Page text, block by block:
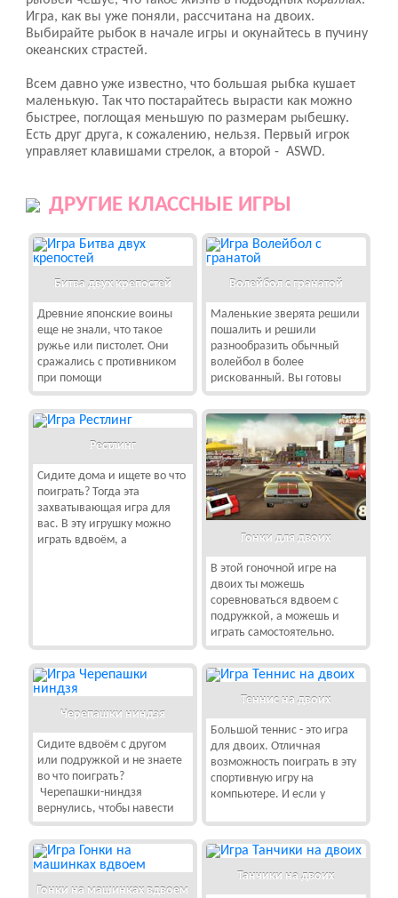
Игра, как вы уже поняли, рассчитана на двоих.
Выбирайте рыбок в начале игры и окунайтесь в пучину
океанских страстей.
Всем давно уже известно, что большая рыбка кушает
маленькую. Так что постарайтесь вырасти как можно
быстрее, поглощая меньшую по размерам рыбешку.
Есть друг друга, к сожалению, нельзя. Первый игрок
управляет клавишами стрелок, а второй - ASWD.
ДРУГИЕ КЛАССНЫЕ ИГРЫ
Битва двух крепостей
Древние японские воины
еще не знали, что такое
ружье или пистолет. Они
сражались с противником
при помощи
Волейбол с гранатой
Маленькие зверята решили
пошалить и решили
разнообразить обычный
волейбол в более
рискованный. Вы готовы
Рестлинг
Сидите дома и ищете во что
поиграть? Тогда эта
захватывающая игра для
вас. В эту игрушку можно
играть вдвоём, а
Гонки для двоих
В этой гоночной игре на
двоих ты можешь
соревноваться вдвоем с
подружкой, а можешь и
играть самостоятельно.
Черепашки ниндзя
Сидите вдвоём с другом
или подружкой и не знаете
во что поиграть?
Черепашки-ниндзя
вернулись, чтобы навести
Теннис на двоих
Большой теннис - это игра
для двоих. Отличная
возможность поиграть в эту
спортивную игру на
компьютере. И если у
Гонки на машинках вдвоем
Танчики на двоих